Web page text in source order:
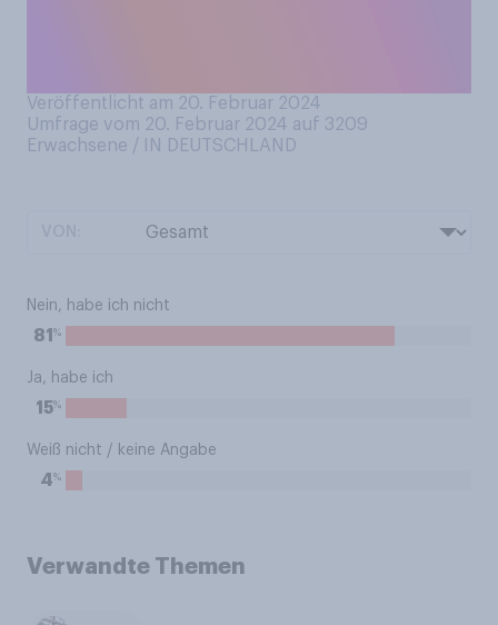
Veröffentlicht am 20. Februar 2024
Umfrage vom 20. Februar 2024 auf 3209
Erwachsene / IN DEUTSCHLAND
Nein, habe ich nicht
81 %
Ja, habe ich
15%
Weiß nicht / keine Angabe
4%
Verwandte Themen